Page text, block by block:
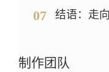
07 结语：走
制作团队